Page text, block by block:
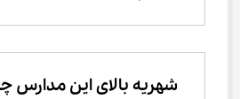
شهریه بالای این مدارس